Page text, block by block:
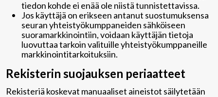
tiedon kohde ei enää ole niistä tunnistettavissa.
Jos käyttäjä on erikseen antanut suostumuksensa
seuran yhteistyökumppaneiden sähköiseen
suoramarkkinointiin, voidaan käyttäjän tietoja
luovuttaa tarkoin valituille yhteistyökumppaneille
markkinointitarkoituksiin.
Rekisterin suojauksen periaatteet
Rekisteriä koskevat manuaaliset aineistot säilytetään